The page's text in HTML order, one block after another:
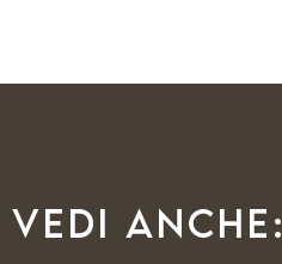
Vedi anche: